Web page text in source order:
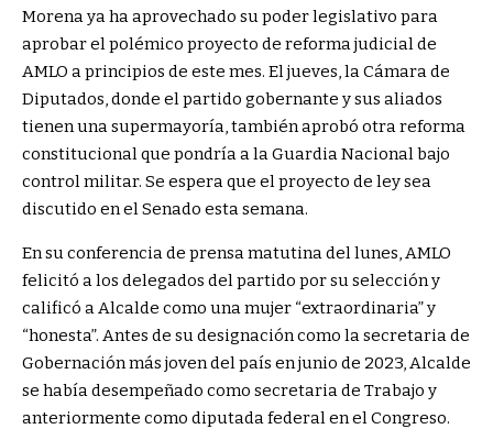
Morena ya ha aprovechado su poder legislativo para
aprobar el polémico proyecto de reforma judicial de
AMLO a principios de este mes. El jueves, la Cámara de
Diputados, donde el partido gobernante y sus aliados
tienen una supermayoría, también aprobó otra reforma
constitucional que pondría a la Guardia Nacional bajo
control militar. Se espera que el proyecto de ley sea
discutido en el Senado esta semana.
En su conferencia de prensa matutina del lunes, AMLO
felicitó a los delegados del partido por su selección y
calificó a Alcalde como una mujer “extraordinaria” y
“honesta”. Antes de su designación como la secretaria de
Gobernación más joven del país en junio de 2023, Alcalde
se había desempeñado como secretaria de Trabajo y
anteriormente como diputada federal en el Congreso.